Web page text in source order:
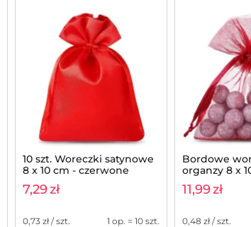
10 szt. Woreczki satynowe
8 x 10 cm - czerwone
7,29zł
0,73 zł / szt. 1 op. = 10 szt.
Bordowe
organzy 8 x
sztuk
11,99zł
0,48 zł / szt.